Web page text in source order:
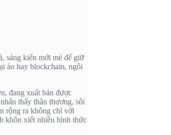
sáng kiến mới mẻ để giữ
ảo hay blockchain, ngôi
đang xuất bản được
thấy thân thương, sôi
rộng ra không chỉ với
khôn xiết nhiều hình thức